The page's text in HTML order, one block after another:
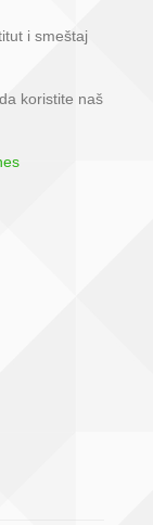
i smeštaj
koristite naš